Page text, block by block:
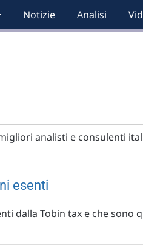
Notizie Analisi
analisti e consulenti
esenti
dalla Tobin tax e che sono